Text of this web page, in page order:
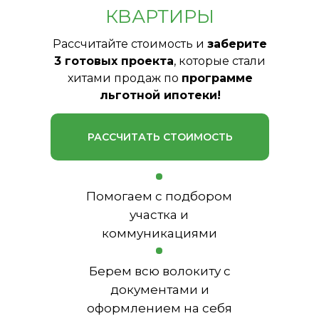
КВАРТИРЫ
Рассчитайте стоимость и заберите
3 готовых проекта, которые стали
хитами продаж по программе
льготной ипотеки!
РАССЧИТАТЬ СТОИМОСТЬ
Помогаем с подбором
участка и
коммуникациями
Берем всю волокиту с
документами и
оформлением на себя